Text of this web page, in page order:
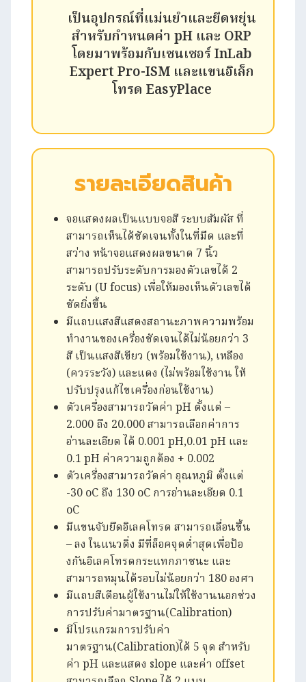
เป็นอุปกรณ์ที่แม่นยำและยืดหยุ่น
สำหรับกำหนดค่า pH และ ORP
โดยมาพร้อมกับเซนเซอร์ InLab
Expert Pro-ISM และแขนอิเล็ก
โทรด EasyPlace
รายละเอียดสินค้า
จอแสดงผลเป็นแบบจอสี ระบบสัมผัส ที่
สามารถเห็นได้ชัดเจนทั้งในที่มืด และที่
สว่าง หน้าจอแสดงผลขนาด 7 นิ้ว
สามารถปรับระดับการมองตัวเลขได้ 2
ระดับ (U focus) เพื่อให้มองเห็นตัวเลขได้
ชัดยิ่งขึ้น
มีแถบแสงสีแสดงสถานะภาพความพร้อม
ทำงานของเครื่องชัดเจนได้ไม่น้อยกว่า 3
สี เป็นแสงสีเขียว (พร้อมใช้งาน), เหลือง
(ควรระวัง) และแดง (ไม่พร้อมใช้งาน ให้
ปรับปรุงแก้ไขเครื่องก่อนใช้งาน)
ตัวเครื่องสามารถวัดค่า pH ตั้งแต่ –
2.000 ถึง 20.000 สามารถเลือกค่าการ
อ่านละเอียด ได้ 0.001 pH,0.01 pH และ
0.1 pH ค่าความถูกต้อง + 0.002
ตัวเครื่องสามารถวัดค่า อุณหภูมิ ตั้งแต่
-30 oC ถึง 130 oC การอ่านละเอียด 0.1
oC
มีแขนจับยึดอิเลคโทรด สามารถเลื่อนขึ้น
– ลง ในแนวดิ่ง มีที่ล็อคจุดต่ำสุดเพื่อป้อ
งกันอิเลคโทรดกระแทกภาชนะ และ
สามารถหมุนได้รอบไม่น้อยกว่า 180 องศา
มีแถบสีเตือนผู้ใช้งานไม่ให้ใช้งานนอกช่วง
การปรับค่ามาตรฐาน(Calibration)
มีโปรแกรมการปรับค่า
มาตรฐาน(Calibration)ได้ 5 จุด สำหรับ
ค่า pH และแสดง slope และค่า offset